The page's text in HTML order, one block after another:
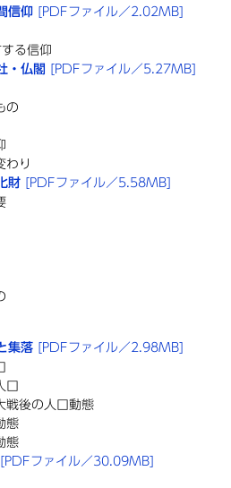
信仰
[PDFファイル／2.02MB]
信仰
・仏閣
[PDFファイル／5.27MB]
り
財 [PDFファイル／5.58MB]
集落 [PDFファイル／2.98MB]
後の人口動態
態
態
[PDFファイル／30.09MB]